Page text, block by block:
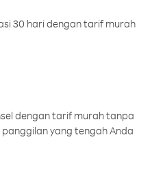
30 hari dengan tarif murah
dengan tarif murah tanpa
yang tengah Anda